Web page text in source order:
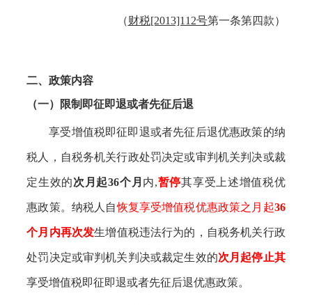
（财税[2013]112号第一条第四款）
二、政策内容
（一）限制即征即退或者先征后退
享受增值税即征即退或者先征后退优惠政策的纳
税人，自税务机关行政处罚决定或审判机关判决或裁
定生效的次月起36个月 内,暂停其享受上述增值税优
惠政策。纳税人自恢复享受增值税优惠政策之月起36
个月内再次发生增值税违法行为的，自税务机关行政
处罚决定或审判机关判决或裁定生效的次月起停止其
享受增值税即征即退或者先征后退优惠政策。